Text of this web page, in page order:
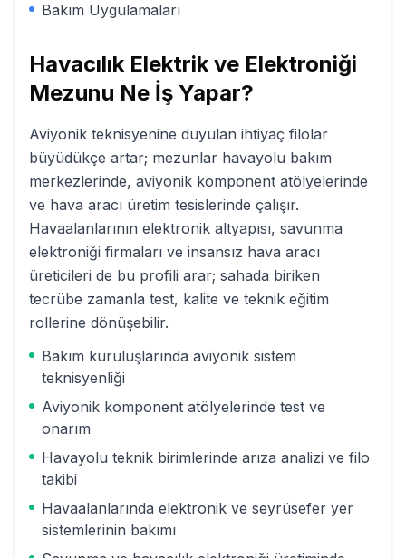
Bakım Uygulamaları
Havacılık Elektrik ve Elektroniği
Mezunu Ne İş Yapar?
Aviyonik teknisyenine duyulan ihtiyaç filolar
büyüdükçe artar; mezunlar havayolu bakım
merkezlerinde, aviyonik komponent atölyelerinde
ve hava aracı üretim tesislerinde çalışır.
Havaalanlarının elektronik altyapısı, savunma
elektroniği firmaları ve insansız hava aracı
üreticileri de bu profili arar; sahada biriken
tecrübe zamanla test, kalite ve teknik eğitim
rollerine dönüşebilir.
Bakım kuruluşlarında aviyonik sistem
teknisyenliği
Aviyonik komponent atölyelerinde test ve
onarım
Havayolu teknik birimlerinde arıza analizi ve filo
takibi
Havaalanlarında elektronik ve seyrüsefer yer
sistemlerinin bakımı